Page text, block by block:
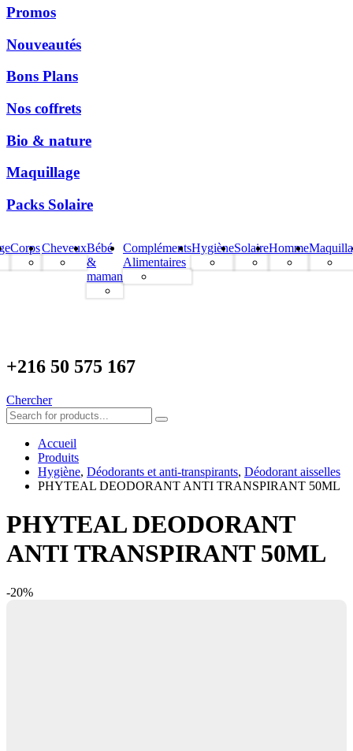
Promos
Nouveautés
Bons Plans
Nos coffrets
Bio & nature
Maquillage
Packs Solaire
CorpsCheveuxBébé
&
maman
Compléments
Alimentaires
HygièneSolaireHomme
+216 50 575 167
Chercher
Accueil
Produits
Hygiène, Déodorants et anti-transpirants, Déodorant aisselles
PHYTEAL DEODORANT ANTI TRANSPIRANT 50ML
PHYTEAL DEODORANT
ANTI TRANSPIRANT 50ML
-20%